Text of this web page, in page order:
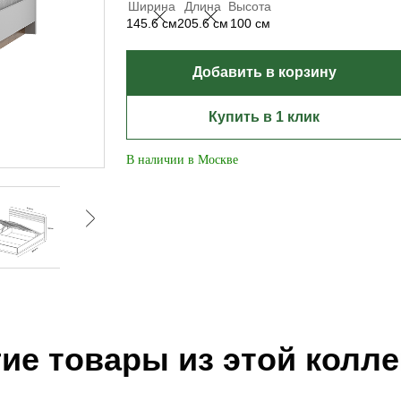
Ширина
145.6 см
Длина
205.6 см
Высота
100 см
Добавить в корзину
Купить в 1 клик
В наличии в Москве
товары из этой